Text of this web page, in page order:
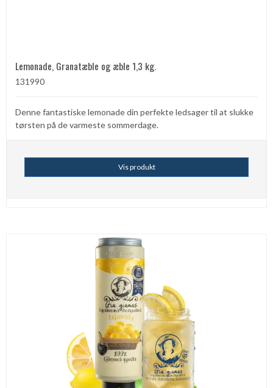
Lemonade, Granatæble og æble 1,3 kg.
131990
Denne fantastiske lemonade din perfekte ledsager til at slukke
tørsten på de varmeste sommerdage.
Vis produkt